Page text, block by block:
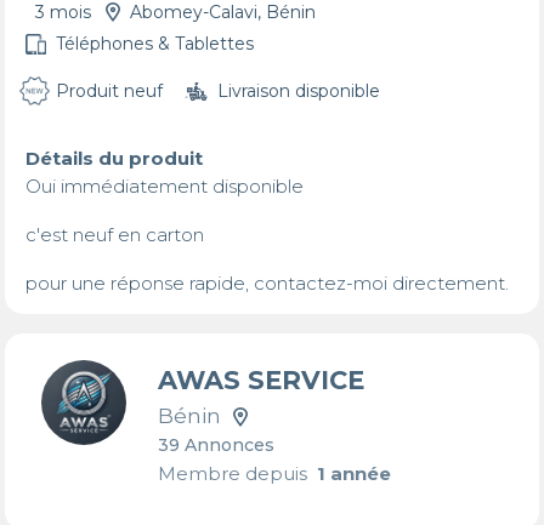
3 mois
Abomey-Calavi, Bénin
Téléphones & Tablettes
Produit neuf Livraison disponible
Détails du produit
Oui immédiatement disponible
c'est neuf en carton
pour une réponse rapide, contactez-moi directement.
AWAS SERVICE
Bénin
39 Annonces
Membre depuis1 année